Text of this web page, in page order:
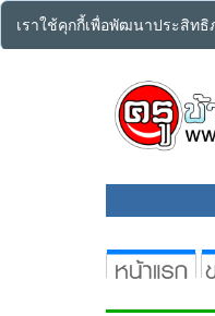
เราใช้คุกกี้เพื่อพัฒนาประสิท